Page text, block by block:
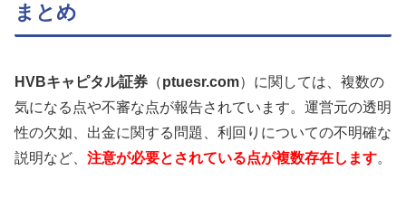
まとめ
HVBキャピタル証券 （ptuesr.com）に関しては、複数の
気になる点や不審な点が報告されています。運営元の透明
性の欠如、出金に関する問題、利回りについての不明確な
説明など、 注意が必要とされている点が複数存在します。